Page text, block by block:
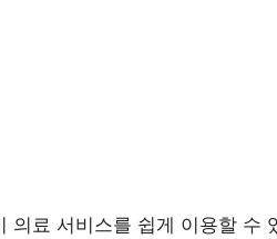
의료 서비스를 쉽게 이용할 수